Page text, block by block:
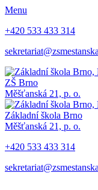
Menu
+420 533 433 314
ZŠ Brno
Měšťanská 21, p. o.
Základní škola Brno
Měšťanská 21, p. o.
+420 533 433 314